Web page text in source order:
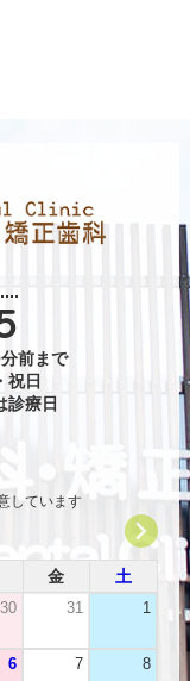
前まで
祝日
診療日
しています
金 土
30 31 1
6 7 8